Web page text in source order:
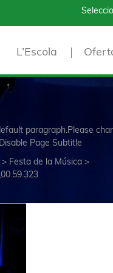
L’Escola
paragraph.Please
Page Subtitle
> Festa de la Música >